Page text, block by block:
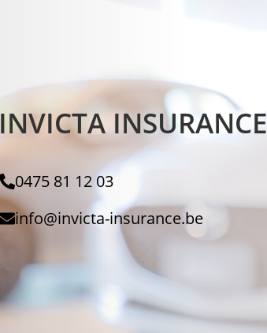
INVICTA INSURANCE
0475 81 12 03
info@invicta-insurance.be